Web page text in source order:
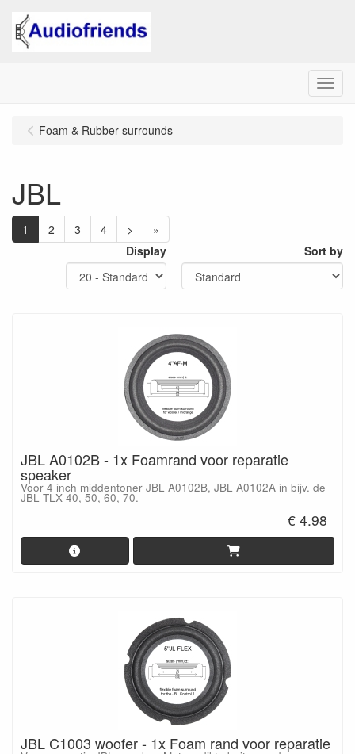
Menu
Foam & Rubber surrounds
JBL
1 2 3 4 >
»
Display
Sort by
JBL A0102B - 1x Foamrand voor reparatie
speaker
Voor 4 inch middentoner JBL A0102B, JBL A0102A in bijv. de
JBL TLX 40, 50, 60, 70.
€ 4.98
JBL C1003 woofer - 1x Foam rand voor reparatie